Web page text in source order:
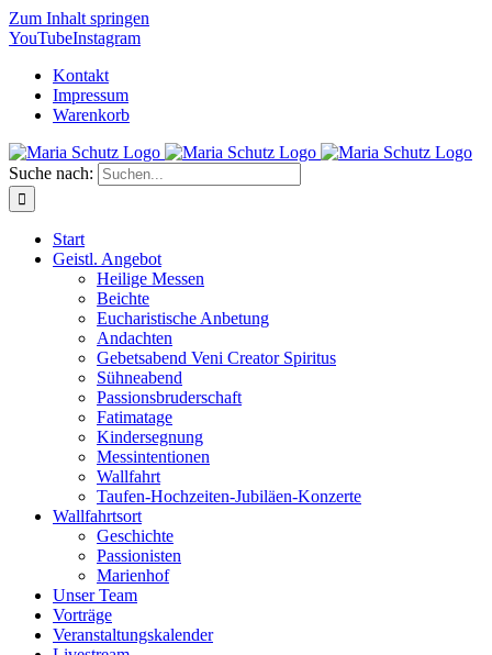
Zum Inhalt springen
YouTubeInstagram
Kontakt
Impressum
Warenkorb
Suche nach:
Start
Geistl. Angebot
Heilige Messen
Beichte
Eucharistische Anbetung
Andachten
Gebetsabend Veni Creator Spiritus
Sühneabend
Passionsbruderschaft
Fatimatage
Kindersegnung
Messintentionen
Wallfahrt
Taufen-Hochzeiten-Jubiläen-Konzerte
Wallfahrtsort
Geschichte
Passionisten
Marienhof
Unser Team
Vorträge
Veranstaltungskalender